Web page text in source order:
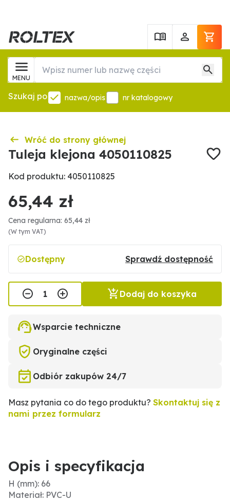
MENU
Szukaj po nazwa/opis nr katalogowy
Wróć do strony głównej
Tuleja klejona 4050110825
Kod produktu: 4050110825
65,44 zł
Cena regularna: 65,44 zł
(W tym VAT)
Dostępny Sprawdź dostępność
Dodaj do koszyka
Wsparcie techniczne
Oryginalne części
Odbiór zakupów 24/7
Masz pytania co do tego produktu? Skontaktuj się z
nami przez formularz
Opis i specyfikacja
H (mm): 66
Materiał: PVC-U